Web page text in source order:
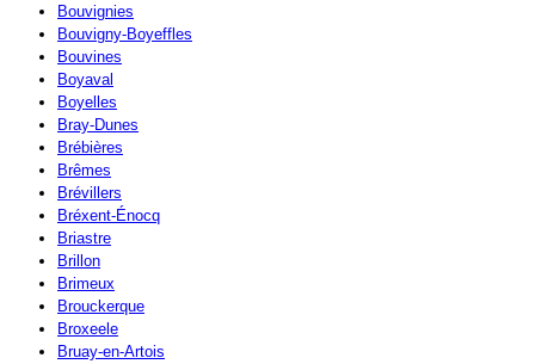
Bouvignies
Bouvigny-Boyeffles
Bouvines
Boyaval
Boyelles
Bray-Dunes
Brébières
Brêmes
Brévillers
Bréxent-Énocq
Briastre
Brillon
Brimeux
Brouckerque
Broxeele
Bruay-en-Artois